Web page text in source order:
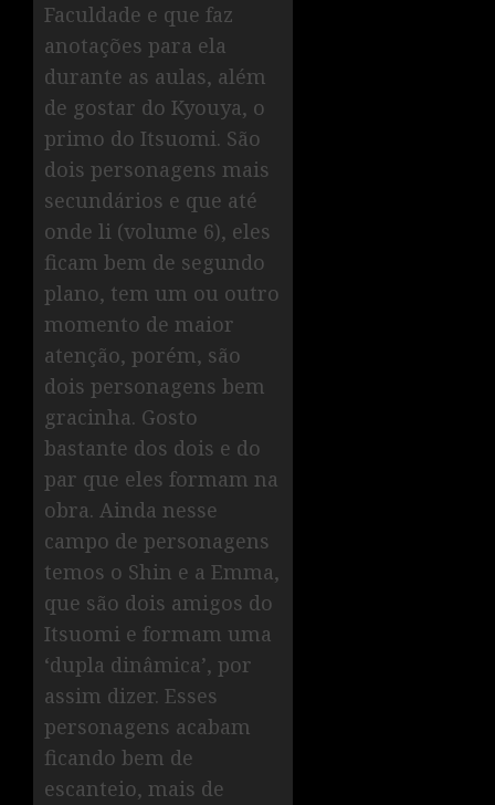
Faculdade e que faz
anotações para ela
durante as aulas, além
de gostar do Kyouya, o
primo do Itsuomi. São
dois personagens mais
secundários e que até
onde li (volume 6), eles
ficam bem de segundo
plano, tem um ou outro
momento de maior
atenção, porém, são
dois personagens bem
gracinha. Gosto
bastante dos dois e do
par que eles formam na
obra. Ainda nesse
campo de personagens
temos o Shin e a Emma,
que são dois amigos do
Itsuomi e formam uma
‘dupla dinâmica’, por
assim dizer. Esses
personagens acabam
ficando bem de
escanteio, mais de